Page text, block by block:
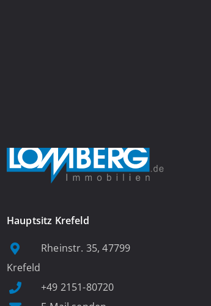
Hauptsitz Krefeld
Rheinstr. 35, 47799
Krefeld
+49 2151-80720